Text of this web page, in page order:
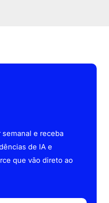
e receba
de IA e
que vão direto ao